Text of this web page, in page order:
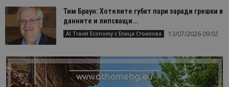
Тим Браун: Хотелите губят пари заради грешки в
данните и липсващи...
AI Travel Economy с Елица Стоилова 13/07/2026 09:02